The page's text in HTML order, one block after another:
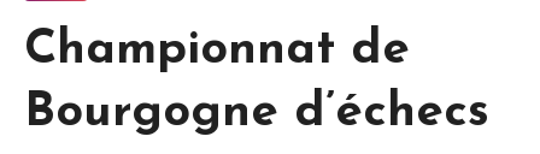
Championnat de
Bourgogne d’échecs